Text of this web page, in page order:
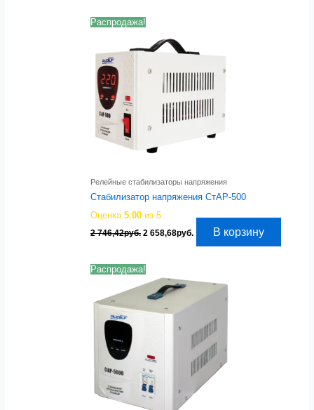
8
493,97руб..
Распродажа!
Релейные стабилизаторы напряжения
Стабилизатор напряжения СтАР-500
Оценка5.00 из 5
2 746,42руб. Первоначальная
2
746,42руб..
2 658,68руб. ТекущаяВ корзину
Распродажа!